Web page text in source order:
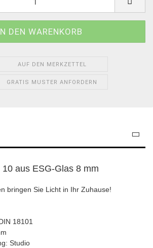
AUF DEN MERKZETTEL
GRATIS MUSTER ANFORDERN
aus ESG-Glas 8 mm
bringen Sie Licht in Ihr Zuhause!
18101
Studio